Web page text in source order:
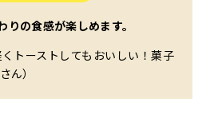
りの食感が楽しめます。
トーストしてもおいしい！菓子
ん）